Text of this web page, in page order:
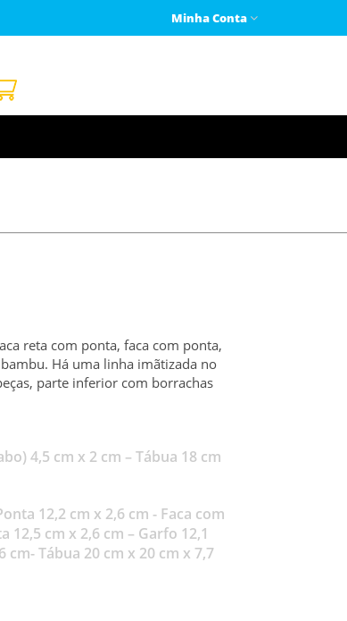
Minha Conta
reta com ponta, faca com ponta,
Há uma linha imãtizada no
parte inferior com borrachas
4,5 cm x 2 cm – Tábua 18 cm
12,2 cm x 2,6 cm - Faca com
12,5 cm x 2,6 cm – Garfo 12,1
cm- Tábua 20 cm x 20 cm x 7,7